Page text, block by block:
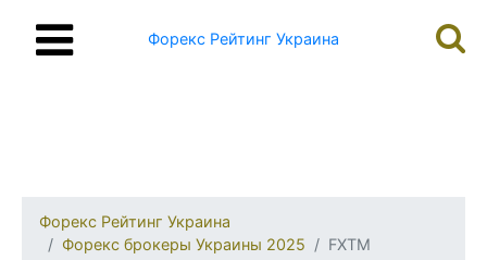
Форекс Рейтинг Украина
Форекс Рейтинг Украина
Форекс брокеры Украины 2025
FXTM